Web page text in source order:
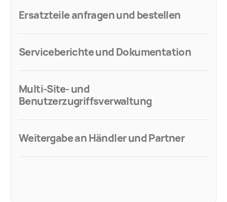
Ersatzteile anfragen und bestellen
Serviceberichte und Dokumentation
Multi-Site- und
Benutzerzugriffsverwaltung
Weitergabe an Händler und Partner